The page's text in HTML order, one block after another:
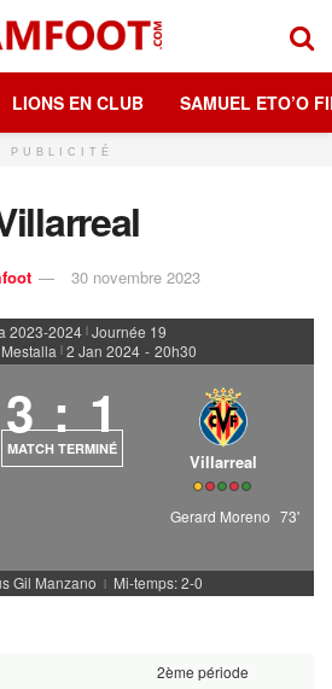
LIONS EN CLUB SAMUEL ETO’O
PUBLICITÉ
30 novembre 2023
2023-2024 | Journée 19
| 2 Jan 2024 - 20h30
3 : 1
MATCH TERMINÉ
Villarreal
Gerard Moreno 73'
Gil Manzano | Mi-temps: 2-0
2ème période